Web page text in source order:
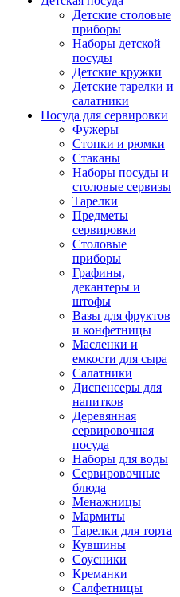
Детские столовые
приборы
Наборы детской
посуды
Детские кружки
Детские тарелки и
салатники
Посуда для сервировки
Фужеры
Стопки и рюмки
Стаканы
Наборы посуды и
столовые сервизы
Тарелки
Предметы
сервировки
Столовые
приборы
Графины,
декантеры и
штофы
Вазы для фруктов
и конфетницы
Масленки и
емкости для сыра
Салатники
Диспенсеры для
напитков
Деревянная
сервировочная
посуда
Наборы для воды
Сервировочные
блюда
Менажницы
Мармиты
Тарелки для торта
Кувшины
Соусники
Креманки
Салфетницы